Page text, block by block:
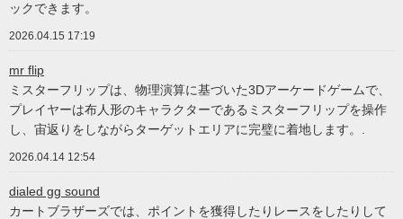
ックできます。
2026.04.15 17:19
mr flip
ミスターフリップは、物理演算に基づいた3Dアーケードゲームで、
プレイヤーは布人形のキャラクターであるミスターフリップを操作
し、宙返りをしながらターゲットエリアに完璧に着地します。.
2026.04.14 12:54
dialed gg sound
カートブラザーズでは、ポイントを獲得したりレースをしたりして